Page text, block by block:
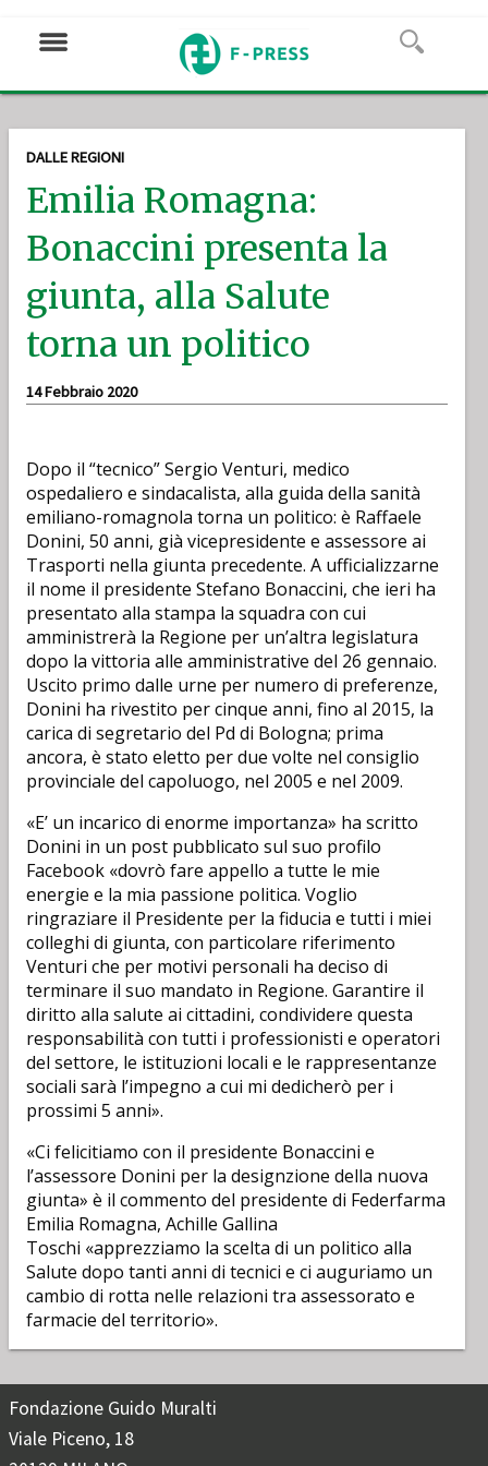
DALLE REGIONI
Emilia Romagna:
Bonaccini presenta la
giunta, alla Salute
torna un politico
14 Febbraio 2020
Dopo il “tecnico” Sergio Venturi, medico
ospedaliero e sindacalista, alla guida della sanità
emiliano-romagnola torna un politico: è Raffaele
Donini, 50 anni, già vicepresidente e assessore ai
Trasporti nella giunta precedente. A ufficializzarne
il nome il presidente Stefano Bonaccini, che ieri ha
presentato alla stampa la squadra con cui
amministrerà la Regione per un’altra legislatura
dopo la vittoria alle amministrative del 26 gennaio.
Uscito primo dalle urne per numero di preferenze,
Donini ha rivestito per cinque anni, fino al 2015, la
carica di segretario del Pd di Bologna; prima
ancora, è stato eletto per due volte nel consiglio
provinciale del capoluogo, nel 2005 e nel 2009.
«E’ un incarico di enorme importanza» ha scritto
Donini in un post pubblicato sul suo profilo
Facebook «dovrò fare appello a tutte le mie
energie e la mia passione politica. Voglio
ringraziare il Presidente per la fiducia e tutti i miei
colleghi di giunta, con particolare riferimento
Venturi che per motivi personali ha deciso di
terminare il suo mandato in Regione. Garantire il
diritto alla salute ai cittadini, condividere questa
responsabilità con tutti i professionisti e operatori
del settore, le istituzioni locali e le rappresentanze
sociali sarà l’impegno a cui mi dedicherò per i
prossimi 5 anni».
«Ci felicitiamo con il presidente Bonaccini e
l’assessore Donini per la designzione della nuova
giunta» è il commento del presidente di Federfarma
Emilia Romagna, Achille Gallina
Toschi «apprezziamo la scelta di un politico alla
Salute dopo tanti anni di tecnici e ci auguriamo un
cambio di rotta nelle relazioni tra assessorato e
farmacie del territorio».
Fondazione Guido Muralti
Viale Piceno, 18